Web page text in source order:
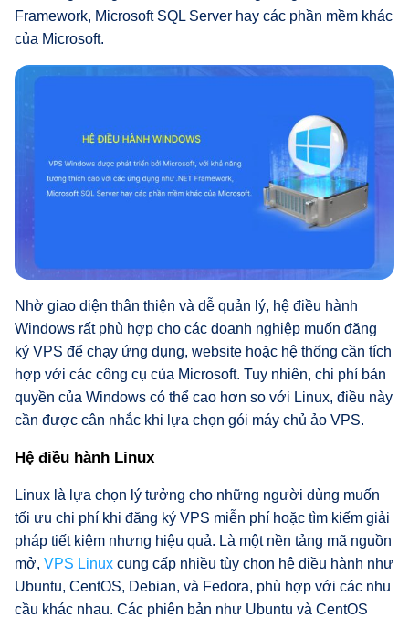
Framework, Microsoft SQL Server hay các phần mềm khác
của Microsoft.
Nhờ giao diện thân thiện và dễ quản lý, hệ điều hành
Windows rất phù hợp cho các doanh nghiệp muốn đăng
ký VPS để chạy ứng dụng, website hoặc hệ thống cần tích
hợp với các công cụ của Microsoft. Tuy nhiên, chi phí bản
quyền của Windows có thể cao hơn so với Linux, điều này
cần được cân nhắc khi lựa chọn gói máy chủ ảo VPS.
Hệ điều hành Linux
Linux là lựa chọn lý tưởng cho những người dùng muốn
tối ưu chi phí khi đăng ký VPS miễn phí hoặc tìm kiếm giải
pháp tiết kiệm nhưng hiệu quả. Là một nền tảng mã nguồn
mở, VPS Linux cung cấp nhiều tùy chọn hệ điều hành như
Ubuntu, CentOS, Debian, và Fedora, phù hợp với các nhu
cầu khác nhau. Các phiên bản như Ubuntu và CentOS